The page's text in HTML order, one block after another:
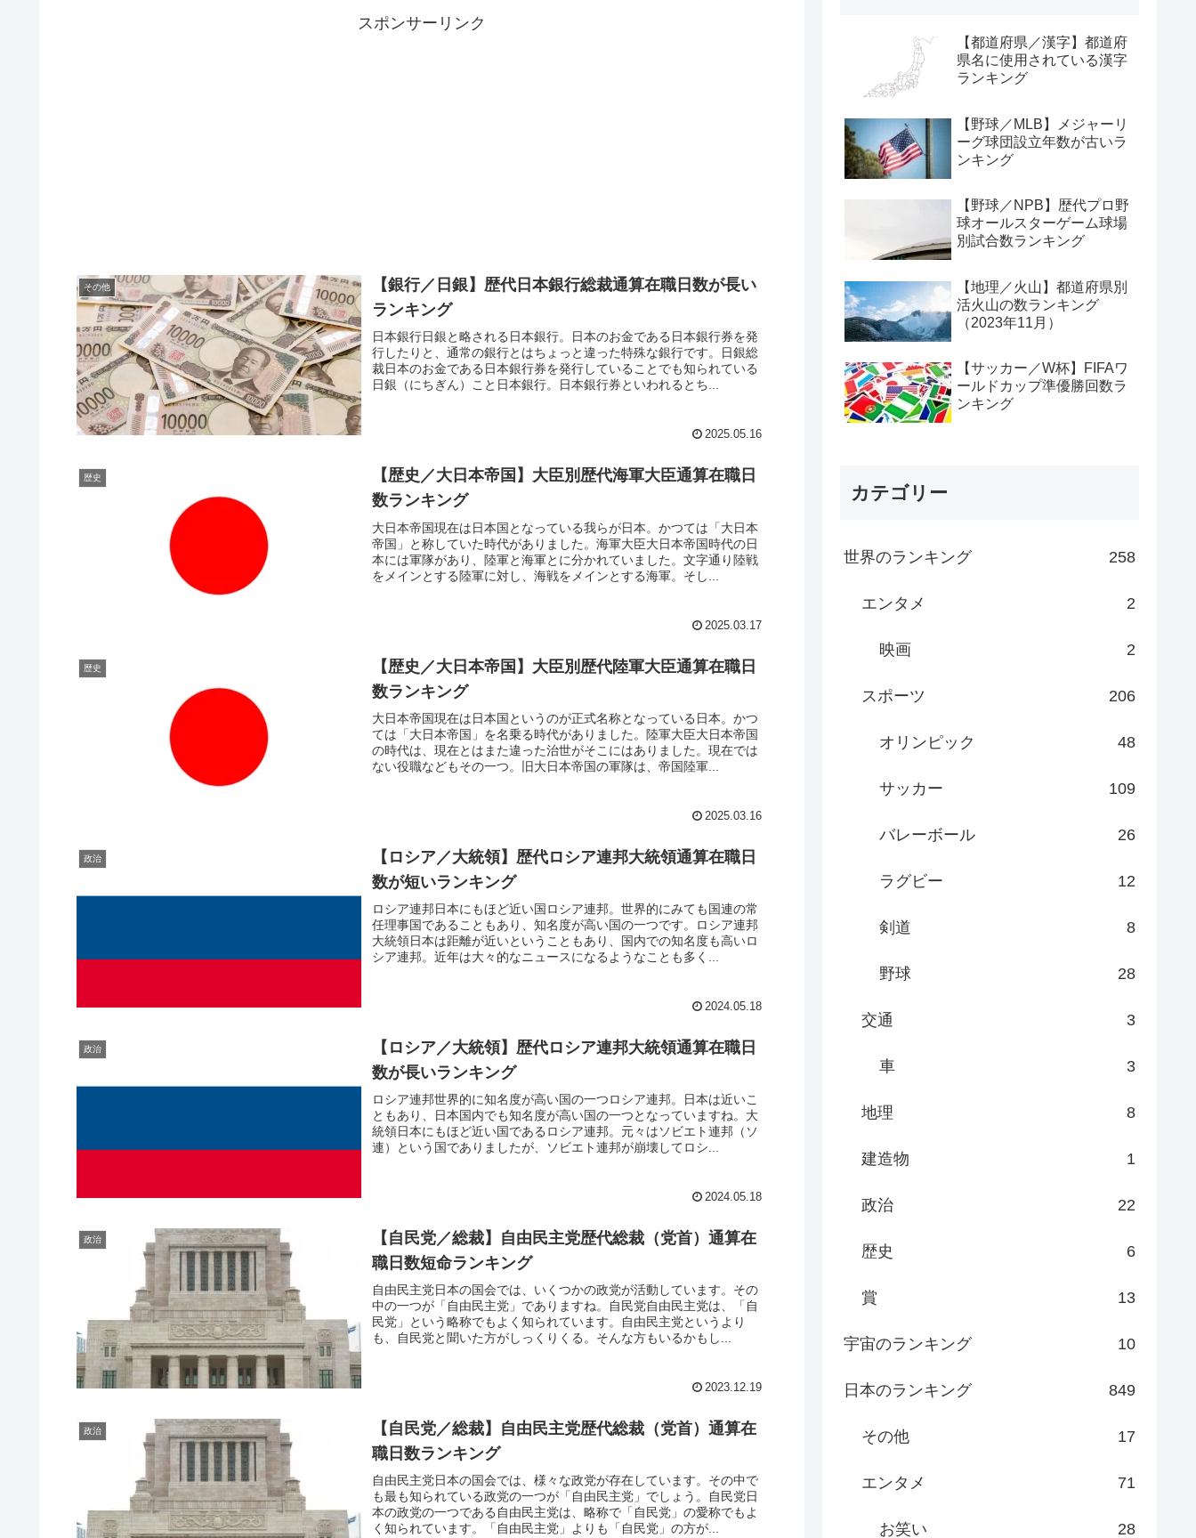
スポンサーリンク
その他
【銀行／日銀】歴代日本銀行総裁通算在職日数が長い
ランキング
日本銀行日銀と略される日本銀行。日本のお金である日本銀行券を発
行したりと、通常の銀行とはちょっと違った特殊な銀行です。日銀総
裁日本のお金である日本銀行券を発行していることでも知られている
日銀（にちぎん）こと日本銀行。日本銀行券といわれるとち...
2025.05.16
歴史
【歴史／大日本帝国】大臣別歴代海軍大臣通算在職日
数ランキング
大日本帝国現在は日本国となっている我らが日本。かつては「大日本
帝国」と称していた時代がありました。海軍大臣大日本帝国時代の日
本には軍隊があり、陸軍と海軍とに分かれていました。文字通り陸戦
をメインとする陸軍に対し、海戦をメインとする海軍。そし...
2025.03.17
歴史
【歴史／大日本帝国】大臣別歴代陸軍大臣通算在職日
数ランキング
大日本帝国現在は日本国というのが正式名称となっている日本。かつ
ては「大日本帝国」を名乗る時代がありました。陸軍大臣大日本帝国
の時代は、現在とはまた違った治世がそこにはありました。現在では
ない役職などもその一つ。旧大日本帝国の軍隊は、帝国陸軍...
2025.03.16
政治
【ロシア／大統領】歴代ロシア連邦大統領通算在職日
数が短いランキング
ロシア連邦日本にもほど近い国ロシア連邦。世界的にみても国連の常
任理事国であることもあり、知名度が高い国の一つです。ロシア連邦
大統領日本は距離が近いということもあり、国内での知名度も高いロ
シア連邦。近年は大々的なニュースになるようなことも多く...
2024.05.18
政治
【ロシア／大統領】歴代ロシア連邦大統領通算在職日
数が長いランキング
ロシア連邦世界的に知名度が高い国の一つロシア連邦。日本は近いこ
ともあり、日本国内でも知名度が高い国の一つとなっていますね。大
統領日本にもほど近い国であるロシア連邦。元々はソビエト連邦（ソ
連）という国でありましたが、ソビエト連邦が崩壊してロシ...
2024.05.18
政治
【自民党／総裁】自由民主党歴代総裁（党首）通算在
職日数短命ランキング
自由民主党日本の国会では、いくつかの政党が活動しています。その
中の一つが「自由民主党」でありますね。自民党自由民主党は、「自
民党」という略称でもよく知られています。自由民主党というより
も、自民党と聞いた方がしっくりくる。そんな方もいるかもし...
2023.12.19
政治
【自民党／総裁】自由民主党歴代総裁（党首）通算在
職日数ランキング
自由民主党日本の国会では、様々な政党が存在しています。その中で
も最も知られている政党の一つが「自由民主党」でしょう。自民党日
本の政党の一つである自由民主党は、略称で「自民党」の愛称でもよ
く知られています。「自由民主党」よりも「自民党」の方が...
【都道府県／漢字】都道府
県名に使用されている漢字
ランキング
【野球／MLB】メジャーリ
ーグ球団設立年数が古いラ
ンキング
【野球／NPB】歴代プロ野
球オールスターゲーム球場
別試合数ランキング
【地理／火山】都道府県別
活火山の数ランキング
（2023年11月）
【サッカー／W杯】FIFAワ
ールドカップ準優勝回数ラ
ンキング
カテゴリー
世界のランキング 258
エンタメ 2
映画 2
スポーツ 206
オリンピック 48
サッカー 109
バレーボール 26
ラグビー 12
剣道 8
野球 28
交通 3
車 3
地理 8
建造物 1
政治 22
歴史 6
賞 13
宇宙のランキング 10
日本のランキング 849
その他 17
エンタメ 71
お笑い 28